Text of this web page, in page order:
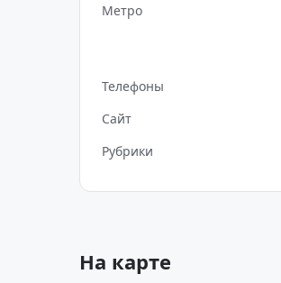
Метро
Телефоны
Сайт
Рубрики
На карте